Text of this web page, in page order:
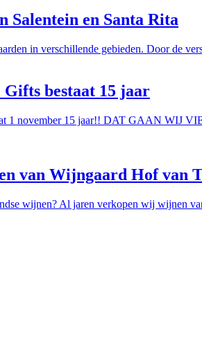
Salentein en Santa Rita
in verschillende gebieden. Door de
bestaat 15 jaar
1 november 15 jaar!! DAT GAAN WIJ
van Wijngaard Hof van
wijnen? Al jaren verkopen wij wijnen